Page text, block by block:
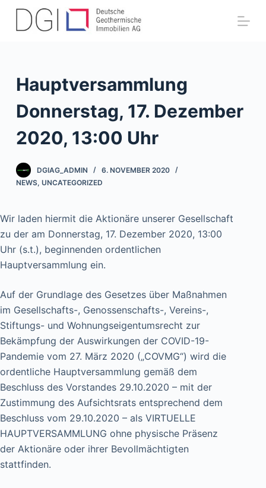
Z
u
n
h
a
p
n
g
e
n
Hauptversammlung
Donnerstag, 17. Dezember
2020, 13:00 Uhr
DGIAG_ADMIN
6. NOVEMBER 2020
NEWS, UNCATEGORIZED
Wir laden hiermit die Aktionäre unserer Gesellschaft
zu der am Donnerstag, 17. Dezember 2020, 13:00
Uhr (s.t.), beginnenden ordentlichen
Hauptversammlung ein.
Auf der Grundlage des Gesetzes über Maßnahmen
im Gesellschafts-, Genossenschafts-, Vereins-,
Stiftungs- und Wohnungseigentumsrecht zur
Bekämpfung der Auswirkungen der COVID-19-
Pandemie vom 27. März 2020 („COVMG“) wird die
ordentliche Hauptversammlung gemäß dem
Beschluss des Vorstandes 29.10.2020 – mit der
Zustimmung des Aufsichtsrats entsprechend dem
Beschluss vom 29.10.2020 – als VIRTUELLE
HAUPTVERSAMMLUNG ohne physische Präsenz
der Aktionäre oder ihrer Bevollmächtigten
stattfinden.